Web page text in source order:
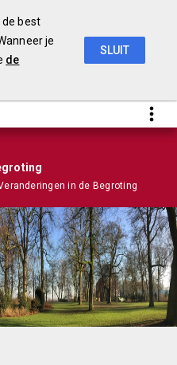
in de Begroting
de best
je
de
SLUIT